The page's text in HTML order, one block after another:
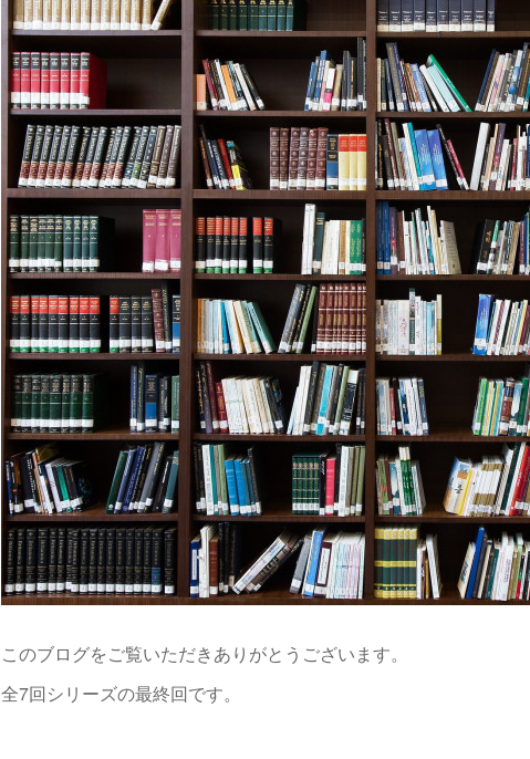
このブログをご覧いただきありがとうございます。
全7回シリーズの最終回です。